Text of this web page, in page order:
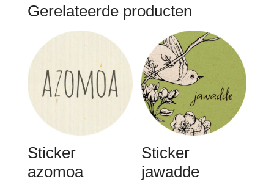
Gerelateerde producten
Sticker
azomoa
Sticker
jawadde